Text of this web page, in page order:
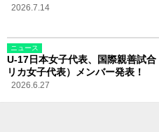
2026.7.14
ニュース
U-17日本女子代表、国際親善試
リカ女子代表）メンバー発表！
2026.6.27